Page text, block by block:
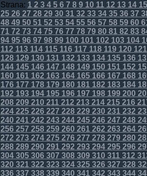
Strana: 12 34567 89101112 131415
252627 2829303132 3334353637
4849505152 5354555657 585960
7172 7374757677 7879808182 83
94959697 9899100101102 103104
112 113114115116117 118119120121
128129130131132 133134135136
144145146147 148149150151152
160161162 163164165166167 168
176177 178179180181182 183184
192 193194195196197 198199200
208209210211212 213214215216
224225226227 228229230231232
240241242 243244245246247 248
256257 258259260261262 263264
272 273274275276277 278279280
288289290291292 293294295296
304305306307 308309310311312
320321322 323324325326327 328
336337 338339340341342 343344